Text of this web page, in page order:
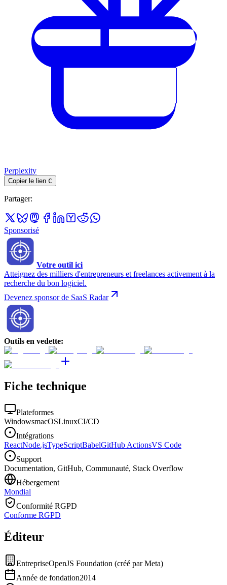
Perplexity
Copier le lien C
Partager:
Sponsorisé
Votre outil ici
Atteignez des milliers d'entrepreneurs et freelances activement à la
recherche du bon logiciel.
Devenez sponsor de SaaS Radar
Outils en vedette:
Fiche technique
Plateformes
WindowsmacOSLinuxCI/CD
Intégrations
ReactNode.jsTypeScriptBabelGitHub ActionsVS Code
Support
Documentation, GitHub, Communauté, Stack Overflow
Hébergement
Mondial
Conformité RGPD
Conforme RGPD
Éditeur
EntrepriseOpenJS Foundation (créé par Meta)
Année de fondation2014